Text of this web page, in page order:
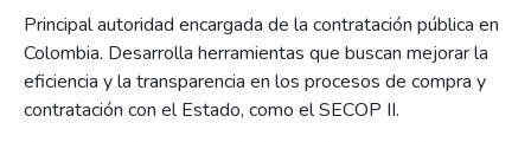
Principal autoridad encargada de la contratación pública en
Colombia. Desarrolla herramientas que buscan mejorar la
eficiencia y la transparencia en los procesos de compra y
contratación con el Estado, como el SECOP II.